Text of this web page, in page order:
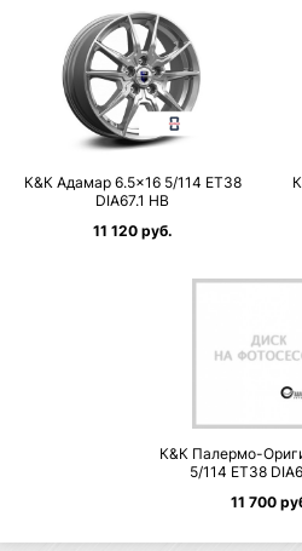
К&К Адамар 6.5×16 5/114 ET38
DIA67.1 HB
11 120 руб.
К&К Палермо-
5/114 ET38
11 700